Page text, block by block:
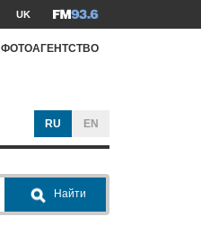
UK
ФОТОАГЕНТСТВО
RU EN
Найти